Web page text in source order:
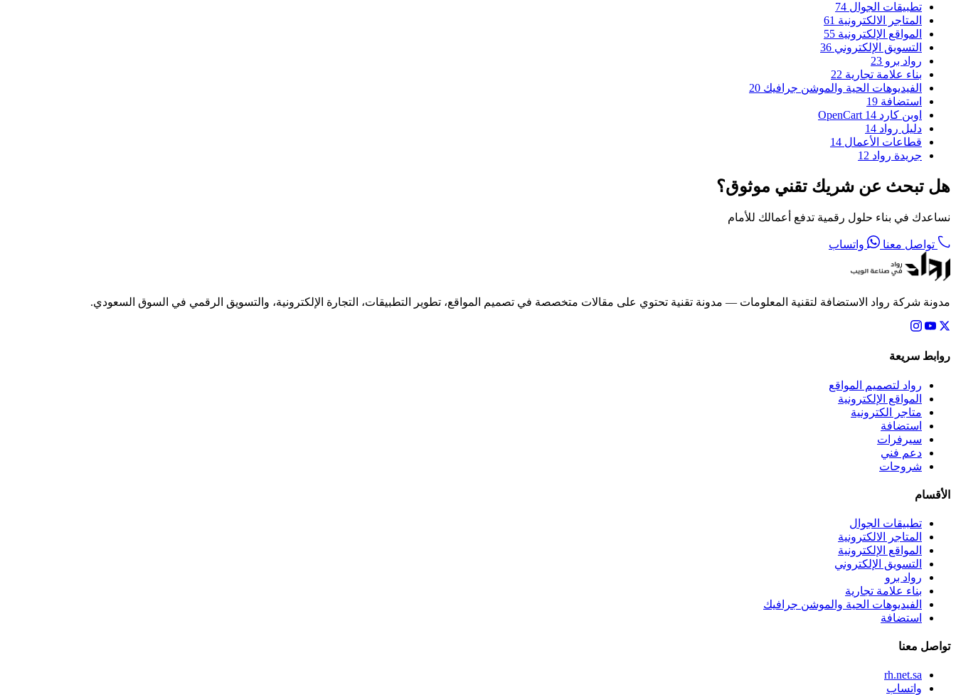
تطبيقات الجوال 74
المتاجر الالكترونية 61
المواقع الإلكترونية 55
التسويق الإلكتروني 36
رواد برو 23
بناء علامة تجارية 22
الفيديوهات الحية والموشن جرافيك 20
استضافة 19
اوبن كارد OpenCart 14
دليل رواد 14
قطاعات الأعمال 14
جريدة رواد 12
هل تبحث عن شريك تقني موثوق؟
نساعدك في بناء حلول رقمية تدفع أعمالك للأمام
تواصل معنا واتساب
مدونة شركة رواد الاستضافة لتقنية المعلومات — مدونة تقنية تحتوي على مقالات متخصصة في تصميم المواقع، تطوير التطبيقات، التجارة الإلكترونية، والتسويق الرقمي في السوق السعودي.
روابط سريعة
رواد لتصميم المواقع
المواقع الإلكترونية
متاجر الكترونية
استضافة
سيرفرات
دعم فني
شروحات
الأقسام
تطبيقات الجوال
المتاجر الالكترونية
المواقع الإلكترونية
التسويق الإلكتروني
رواد برو
بناء علامة تجارية
الفيديوهات الحية والموشن جرافيك
استضافة
تواصل معنا
rh.net.sa
واتساب